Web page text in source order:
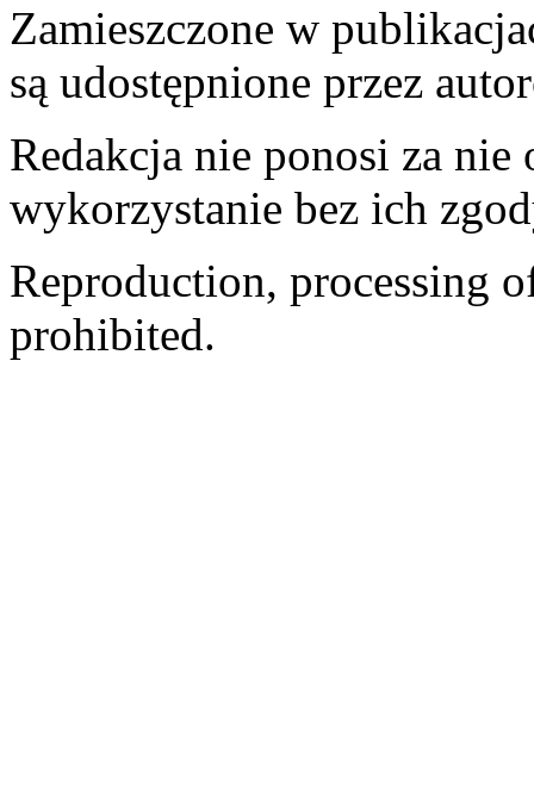
Zamieszczone w
są udostępnione przez
Redakcja nie ponosi za
wykorzystanie bez ich
Reproduction, processing
prohibited.